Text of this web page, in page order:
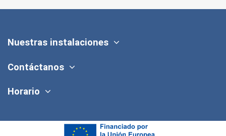
Nuestras instalaciones
Contáctanos
Horario